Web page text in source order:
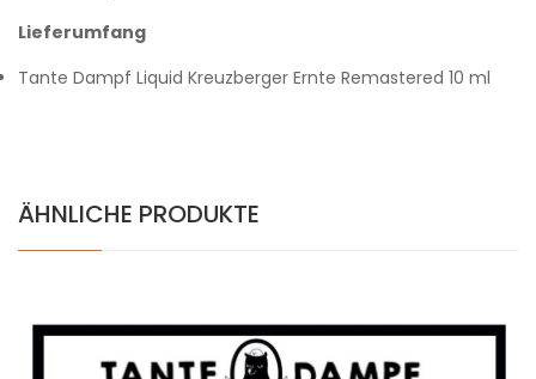
Lieferumfang
Tante Dampf Liquid Kreuzberger Ernte Remastered 10 ml
ÄHNLICHE PRODUKTE